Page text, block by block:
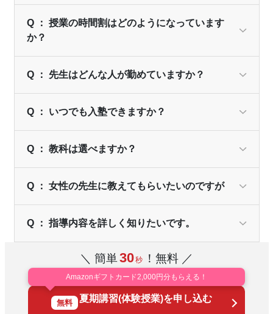
Q ： 授業の時間割はどのようになっています
か？
Q ： 先生はどんな人が勤めていますか？
Q ： いつでも入塾できますか？
Q ： 教科は選べますか？
Q ： 女性の先生に教えてもらいたいのですが
Q ： 指導内容を詳しく知りたいです。
＼ 簡単30秒 ！無料 ／
Amazonギフトカード2,000円分もらえる！
無料 夏期講習(体験授業)を申し込む